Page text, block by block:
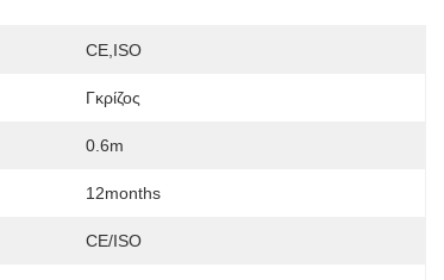
CE,ISO
Γκρίζος
0.6m
12months
CE/ISO